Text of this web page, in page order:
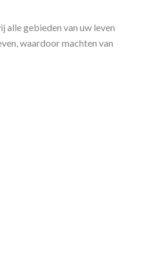
alle gebieden van uw leven
waardoor machten van